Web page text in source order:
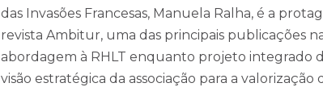
das Invasões Francesas, Manuela Ralha, é a
revista Ambitur, uma das principais publicações
abordagem à RHLT enquanto projeto integrado
visão estratégica da associação para a